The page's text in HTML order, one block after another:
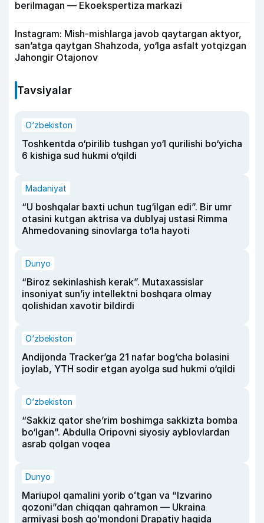
berilmagan — Ekoekspertiza markazi
Instagram: Mish-mishlarga javob qaytargan aktyor,
san’atga qaytgan Shahzoda, yo‘lga asfalt yotqizgan
Jahongir Otajonov
Tavsiyalar
O‘zbekiston
Toshkentda o‘pirilib tushgan yo‘l qurilishi bo‘yicha
6 kishiga sud hukmi o‘qildi
Madaniyat
“U boshqalar baxti uchun tug‘ilgan edi”. Bir umr
otasini kutgan aktrisa va dublyaj ustasi Rimma
Ahmedovaning sinovlarga to‘la hayoti
Dunyo
“Biroz sekinlashish kerak”. Mutaxassislar
insoniyat sun’iy intellektni boshqara olmay
qolishidan xavotir bildirdi
O‘zbekiston
Andijonda Tracker’ga 21 nafar bog‘cha bolasini
joylab, YTH sodir etgan ayolga sud hukmi o‘qildi
O‘zbekiston
“Sakkiz qator she’rim boshimga sakkizta bomba
bo‘lgan”. Abdulla Oripovni siyosiy ayblovlardan
asrab qolgan voqea
Dunyo
Mariupol qamalini yorib oʻtgan va “Izvarino
qozoni”dan chiqqan qahramon — Ukraina
armiyasi bosh qoʻmondoni Drapatiy haqida